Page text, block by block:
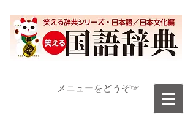
​メニューをどうぞ☞